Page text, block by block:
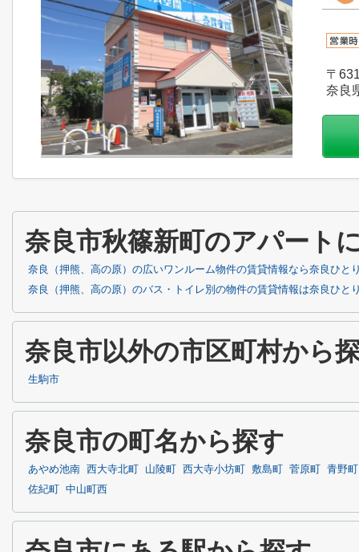
〒
奈良
奈良市秋篠新町のアパート
奈良（押熊、高の原）の広いワンルーム物件の賃貸情報なら奈良ひと
奈良（押熊、高の原）のバス・トイレ別の物件の賃貸情報は奈良ひと
奈良市以外の市区町村から
生駒市
奈良市の町名から探す
あやめ池南 西大寺北町 山陵町 西大寺小坊町 敷島町 菅原町
青野町
佐紀町
中山町西